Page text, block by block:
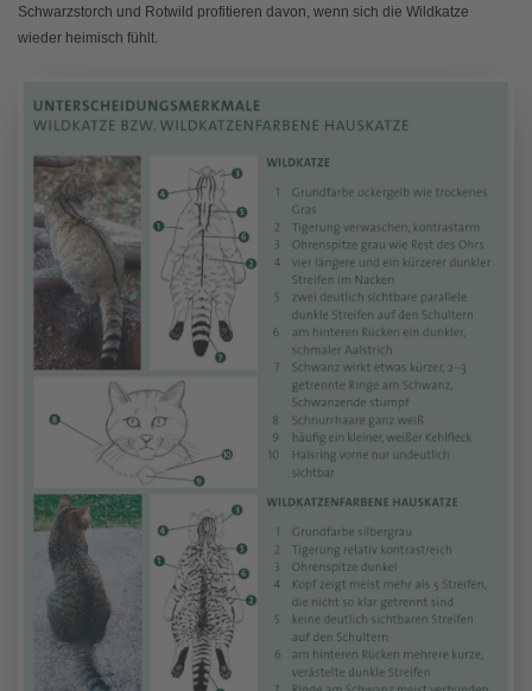
Schwarzstorch und Rotwild profitieren davon, wenn sich die Wildkatze
wieder heimisch fühlt.